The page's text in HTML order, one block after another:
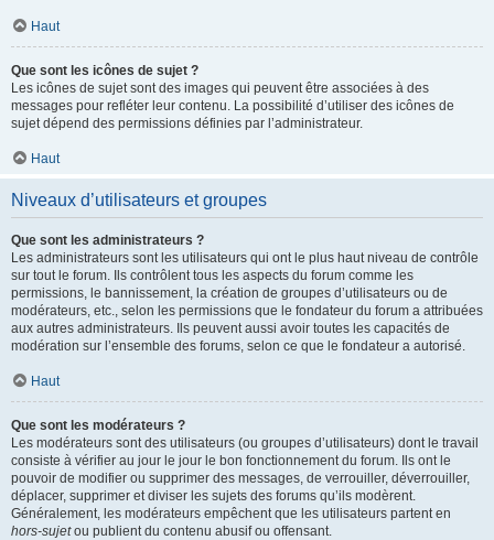
Haut
Que sont les icônes de sujet ?
Les icônes de sujet sont des images qui peuvent être associées à des
messages pour refléter leur contenu. La possibilité d’utiliser des icônes de
sujet dépend des permissions définies par l’administrateur.
Haut
Niveaux d’utilisateurs et groupes
Que sont les administrateurs ?
Les administrateurs sont les utilisateurs qui ont le plus haut niveau de contrôle
sur tout le forum. Ils contrôlent tous les aspects du forum comme les
permissions, le bannissement, la création de groupes d’utilisateurs ou de
modérateurs, etc., selon les permissions que le fondateur du forum a attribuées
aux autres administrateurs. Ils peuvent aussi avoir toutes les capacités de
modération sur l’ensemble des forums, selon ce que le fondateur a autorisé.
Haut
Que sont les modérateurs ?
Les modérateurs sont des utilisateurs (ou groupes d’utilisateurs) dont le travail
consiste à vérifier au jour le jour le bon fonctionnement du forum. Ils ont le
pouvoir de modifier ou supprimer des messages, de verrouiller, déverrouiller,
déplacer, supprimer et diviser les sujets des forums qu’ils modèrent.
Généralement, les modérateurs empêchent que les utilisateurs partent en
hors-sujetou publient du contenu abusif ou offensant.